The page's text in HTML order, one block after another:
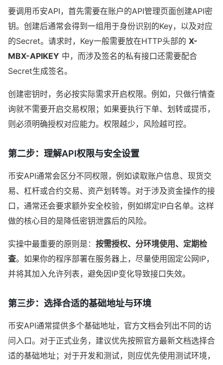
要调用币安API，首先需要在账户的API管理页面创建API密
钥。创建后通常会得到一组用于身份识别的Key，以及对应
的Secret。请求时，Key一般需要放在HTTP头部的 X-
MBX-APIKEY 中，而涉及签名的私有接口还需要配合
Secret生成签名。
创建密钥时，务必按实际需求开启权限。例如，只做行情查
询就不需要开启交易权限；如果要执行下单、划转或提币，
则必须明确授权对应能力。权限越少，风险越可控。
第二步：理解API权限与安全设置
币安API通常会区分不同权限，例如读取账户信息、现货交
易、杠杆或合约交易、资产划转等。对于涉及资金操作的接
口，通常还会要求额外安全校验，例如绑定IP白名单。这样
做的核心目的是降低密钥泄露后的风险。
实操中最重要的原则是： 按需授权、分环境使用、定期检
查。如果你的程序部署在服务器上，尽量使用固定公网IP，
并将其加入允许列表，避免因IP变化导致接口失效。
第三步：选择合适的基础地址与环境
币安API通常提供多个基础地址，官方文档会列出不同的访
问入口。对于正式业务，建议优先按照官方最新文档选择合
适的基础地址；对于开发和测试，则应优先使用测试环境，